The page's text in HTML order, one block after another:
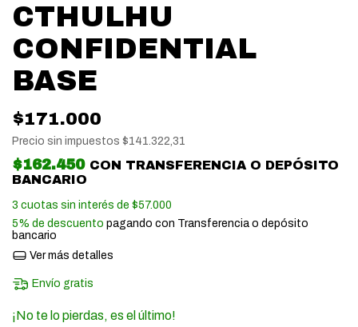
CTHULHU
CONFIDENTIAL
BASE
$171.000
Precio sin impuestos $141.322,31
$162.450 CON TRANSFERENCIA O DEPÓSITO
BANCARIO
3 cuotas sin interés de $57.000
5% de descuento pagando con Transferencia o depósito
bancario
Ver más detalles
Envío gratis
¡No te lo pierdas, es el último!